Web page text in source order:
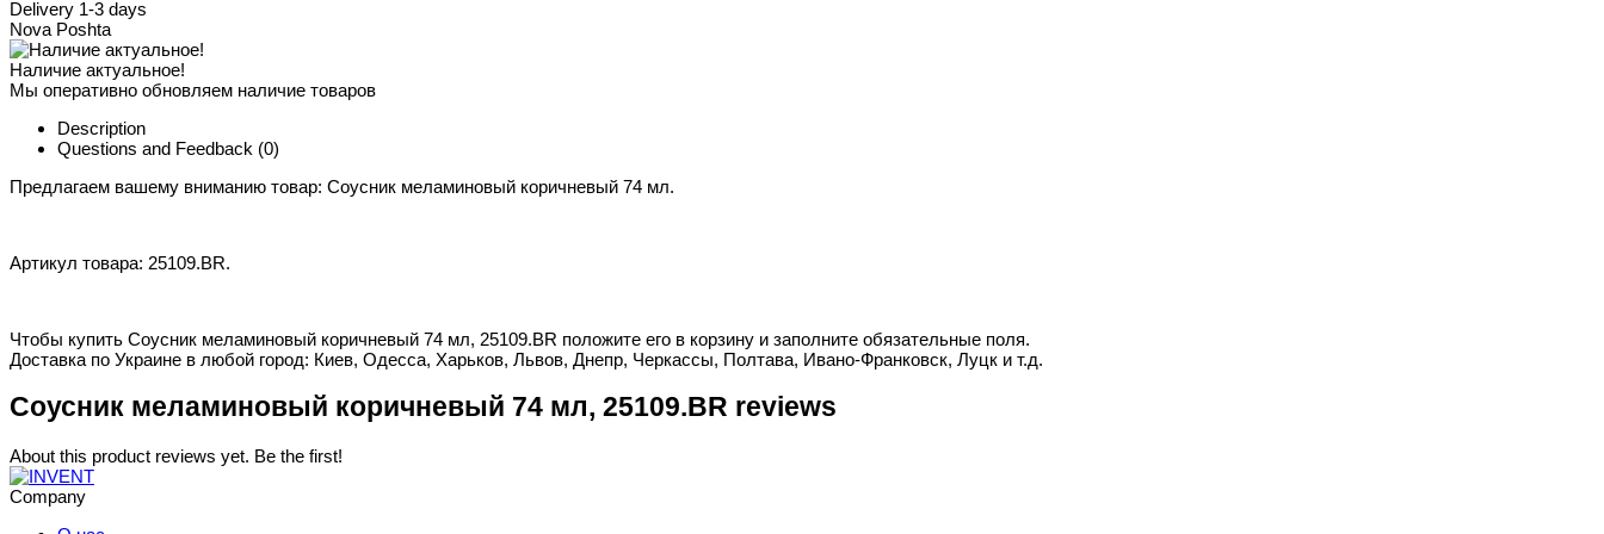
Delivery 1-3 days
Nova Poshta
Наличие актуальное!
Мы оперативно обновляем наличие товаров
Description
Questions and Feedback (0)
Предлагаем вашему вниманию товар: Соусник меламиновый коричневый 74 мл.
Артикул товара: 25109.BR.
Чтобы купить Соусник меламиновый коричневый 74 мл, 25109.BR положите его в корзину и заполните обязательные поля.
Доставка по Украине в любой город: Киев, Одесса, Харьков, Львов, Днепр, Черкассы, Полтава, Ивано-Франковск, Луцк и т.д.
Соусник меламиновый коричневый 74 мл, 25109.BR reviews
About this product reviews yet. Be the first!
Company